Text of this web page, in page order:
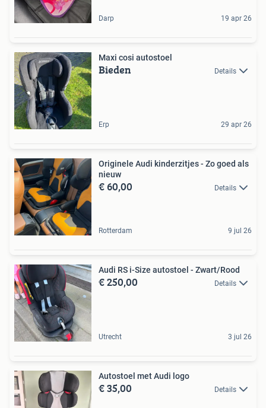
Darp 19 apr 26
Maxi cosi autostoel
Bieden Details
Erp 29 apr 26
Originele Audi kinderzitjes - Zo goed als
nieuw
€ 60,00 Details
Rotterdam 9 jul 26
Audi RS i-Size autostoel - Zwart/Rood
€ 250,00 Details
Utrecht 3 jul 26
Autostoel met Audi logo
€ 35,00 Details